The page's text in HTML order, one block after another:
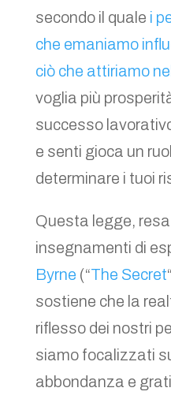
secondo il quale i
che emaniamo
ciò che attiriamo
voglia più
successo
e senti gioca un
determinare i tuoi
Questa legge,
insegnamenti di
Byrne (“The Secret
sostiene che la
riflesso dei nostri
siamo focalizzati
abbondanza e